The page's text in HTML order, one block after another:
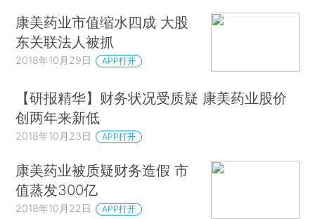
康美药业市值缩水四成 大股
东关联法人被抓
2018年10月29日 APP打开
【研报精华】财务状况受质疑 康美药业股价
创两年来新低
2018年10月23日 APP打开
康美药业被质疑财务造假 市
值蒸发300亿
2018年10月22日 APP打开